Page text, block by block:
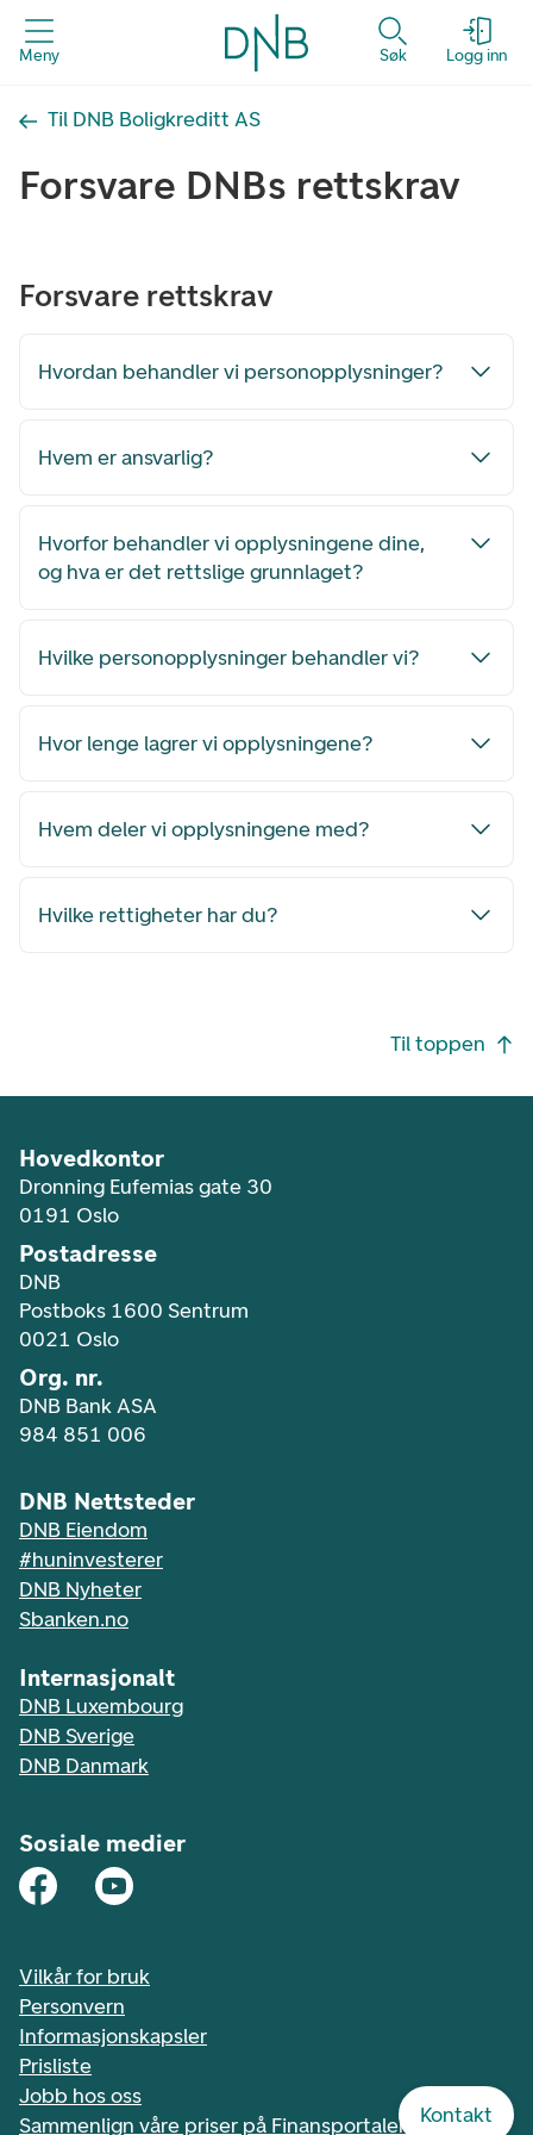
Meny Søk Logg inn
Til DNB Boligkreditt AS
Kontakt
Forsvare DNBs rettskrav
Forsvare rettskrav
Hvordan behandler vi personopplysninger?
Hvem er ansvarlig?
Hvorfor behandler vi opplysningene dine,
og hva er det rettslige grunnlaget?
Hvilke personopplysninger behandler vi?
Hvor lenge lagrer vi opplysningene?
Hvem deler vi opplysningene med?
Hvilke rettigheter har du?
Til toppen
Hovedkontor
Dronning Eufemias gate 30
0191 Oslo
Postadresse
DNB
Postboks 1600 Sentrum
0021 Oslo
Org. nr.
DNB Bank ASA
984 851 006
DNB Nettsteder
DNB Eiendom
#huninvesterer
DNB Nyheter
Sbanken.no
Internasjonalt
DNB Luxembourg
DNB Sverige
DNB Danmark
Sosiale medier
Vilkår for bruk
Personvern
Informasjonskapsler
Prisliste
Jobb hos oss
Sammenlign våre priser på Finansportalen.no